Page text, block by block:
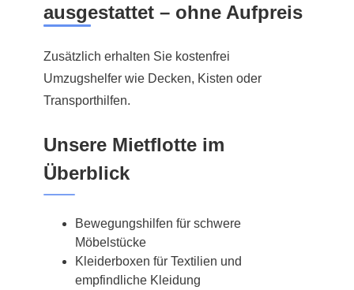
ausgestattet – ohne Aufpreis
Zusätzlich erhalten Sie kostenfrei
Umzugshelfer wie Decken, Kisten oder
Transporthilfen.
Unsere Mietflotte im
Überblick
Bewegungshilfen für schwere
Möbelstücke
Kleiderboxen für Textilien und
empfindliche Kleidung